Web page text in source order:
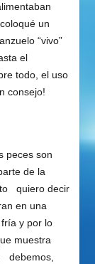
un
“vivo”
el
todo, el uso
consejo!
peces son
de la
quiero decir
en una
y por lo
muestra
debemos,